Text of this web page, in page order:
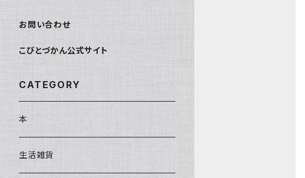
お問い合わせ
こびとづかん公式サイト
CATEGORY
本
生活雑貨